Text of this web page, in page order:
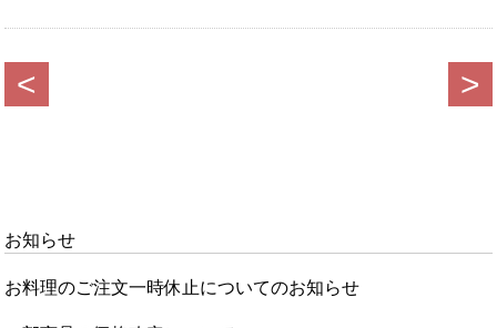
< >
お知らせ
お料理のご注文一時休止についてのお知らせ